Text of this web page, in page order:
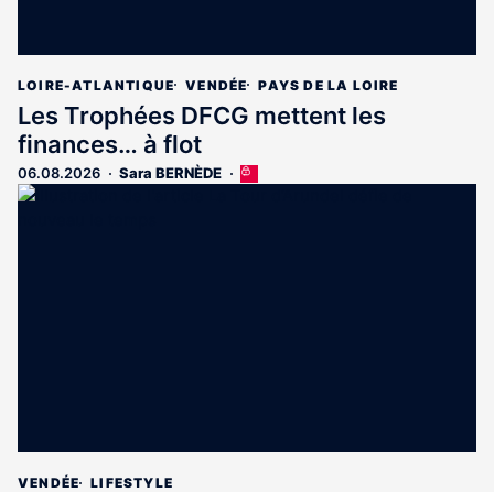
LOIRE-ATLANTIQUE VENDÉE PAYS DE LA LOIRE
Les Trophées DFCG mettent les
finances… à flot
06.08.2026 Sara BERNÈDE
Cet
VENDÉE LIFESTYLE